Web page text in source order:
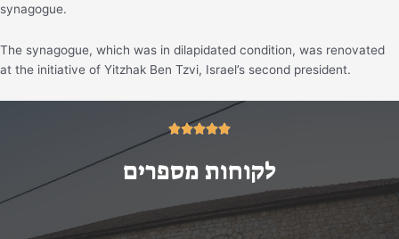
synagogue.
The synagogue, which was in dilapidated condition, was renovated
at the initiative of Yitzhak Ben Tzvi, Israel’s second president.
5/5
לקוחות מספרים